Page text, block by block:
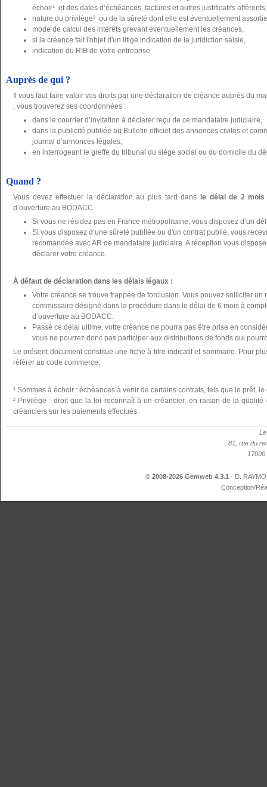
échoir¹ et des dates d’échéances, factures et autres justificatifs afférents,
nature du privilège² ou de la sûreté dont elle est éventuellement
mode de calcul des intérêts grevant éventuellement les créances,
si la créance fait l'objet d'un litige indication de la juridiction saisie,
indication du RIB de votre entreprise.
Auprès de qui ?
Il vous faut faire valoir vos droits par une déclaration de créance auprès du
; vous trouverez ses coordonnées :
dans le courrier d’invitation à déclarer reçu de ce mandataire judiciaire,
dans la publicité publiée au Bulletin officiel des annonces civiles et
journal d’annonces légales,
en interrogeant le greffe du tribunal du siège social ou du domicile du
Quand ?
Vous devez effectuer la déclaration au plus tard dans le délai de 2 mois
d’ouverture au BODACC.
Si vous ne résidez pas en France métropolitaine, vous disposez d’un
Si vous disposez d’une sûreté publiée ou d'un contrat publié, vous
recomandée avec AR de mandataire judiciaire. A réception vous
déclarer votre créance.
À défaut de déclaration dans les délais légaux :
Votre créance se trouve frappée de forclusion. Vous pouvez solliciter
commissaire désigné dans la procédure dans le délai de 6 mois à
d’ouverture au BODACC.
Passé ce délai ultime, votre créance ne pourra pas être prise en
vous ne pourrez donc pas participer aux distributions de fonds qui
Le présent document constitue une fiche à titre indicatif et sommaire. Pour
référer au code commerce.
¹ Sommes à échoir : échéances à venir de certains contrats, tels que le prêt,
² Privilège : droit que la loi reconnaît à un créancier, en raison de la qualité
créanciers sur les paiements effectués.
81, rue du
17000
© 2008-2026 Gemweb 4.3.1 - D.
Conception/